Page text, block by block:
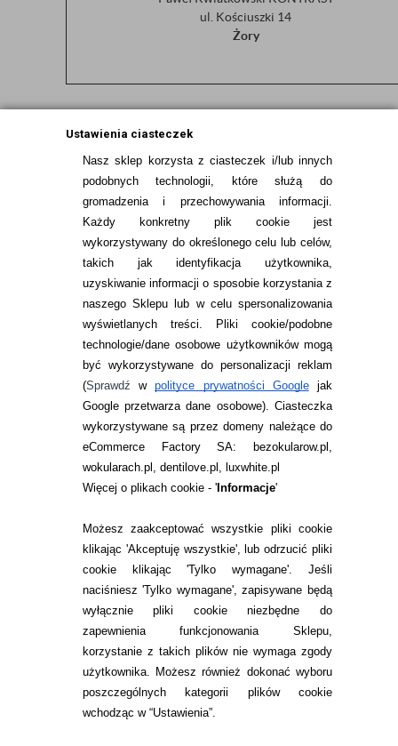
Ustawienia ciasteczek
Nasz sklep korzysta z ciasteczek i/lub innych
podobnych technologii, które służą do
gromadzenia i przechowywania informacji.
Każdy konkretny plik cookie jest
wykorzystywany do określonego celu lub celów,
takich jak identyfikacja użytkownika,
uzyskiwanie informacji o sposobie korzystania z
naszego Sklepu lub w celu spersonalizowania
wyświetlanych treści.
Pliki cookie/podobne
technologie/dane osobowe użytkowników mogą
być wykorzystywane do personalizacji reklam
(Sprawdźwpolityce prywatności Googlejak
Google przetwarza dane osobowe). Ciasteczka
wykorzystywane są przez domeny należące do
eCommerce Factory SA: bezokularow.pl,
wokularach.pl, dentilove.pl, luxwhite.pl
Więcej o plikach cookie - 'Informacje'
Możesz zaakceptować wszystkie pliki cookie
klikając 'Akceptuję wszystkie', lub odrzucić pliki
cookie klikając 'Tylko wymagane'. Jeśli
naciśniesz 'Tylko wymagane', zapisywane będą
wyłącznie pliki cookie niezbędne do
zapewnienia funkcjonowania Sklepu,
korzystanie z takich plików nie wymaga zgody
użytkownika. Możesz również dokonać wyboru
poszczególnych kategorii plików cookie
wchodząc w “Ustawienia”.
ul. Kościuszki 14
Żory
*pakiet zależny od każdego gabinetu
INFORMACJE KONTAKTOWE
JAK ZAMAWIAĆ?
ZWROTY I REKLAMACJA
WARUNKI ZAKUPÓW
RANKINGI SOCZEWEK
SOCZEWKI KOLOROWE
Zwrot (odstąpienie od umowy)
ZMIEŃ USTAWIENIA ZGODY NA CIASTECZKA
KONTAKT
telefon:
22 113 44 42
telefon:
732 08 08 72